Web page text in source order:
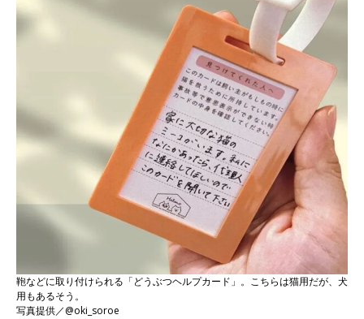
鞄などに取り付けられる「どうぶつヘルプカード」。こちらは猫用だが、犬
用もあるそう。
写真提供／@oki_soroe